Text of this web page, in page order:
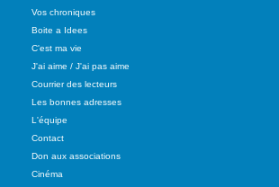
Vos chroniques
Boite a Idees
C'est ma vie
J'ai aime / J'ai pas aime
Courrier des lecteurs
Les bonnes adresses
L'équipe
Contact
Don aux associations
Cinéma